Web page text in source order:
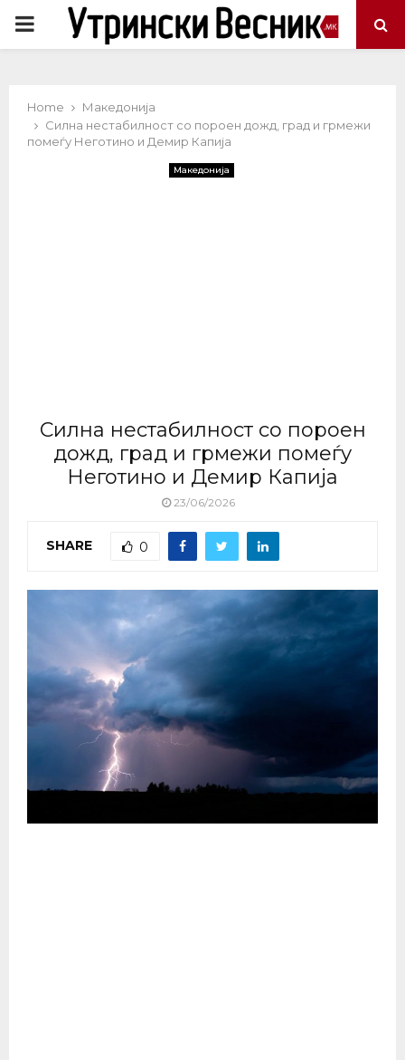
PRIMARY
Home
Македонија
Силна нестабилност со пороен дожд, град и грмежи
помеѓу Неготино и Демир Капија
Македонија
Силна нестабилност со пороен
дожд, град и грмежи помеѓу
Неготино и Демир Капија
23/06/2026
SHARE 0